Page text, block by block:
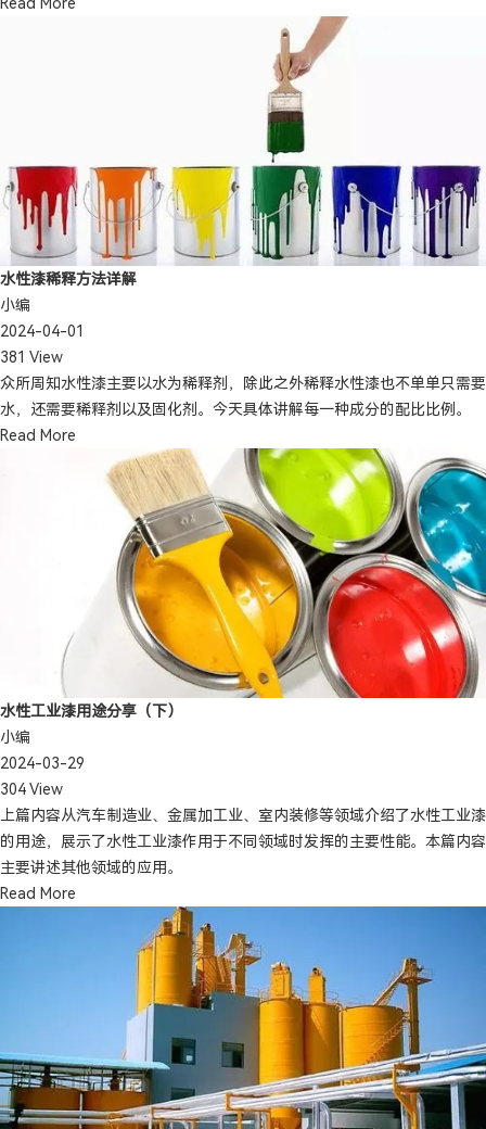
Read More
水性漆稀释方法详解
小编
2024-04-01
381 View
众所周知水性漆主要以水为稀释剂，除此之外稀释水性漆也不单单只需要
水，还需要稀释剂以及固化剂。今天具体讲解每一种成分的配比比例。
Read More
水性工业漆用途分享（下）
小编
2024-03-29
304 View
上篇内容从汽车制造业、金属加工业、室内装修等领域介绍了水性工业漆
的用途，展示了水性工业漆作用于不同领域时发挥的主要性能。本篇内容
主要讲述其他领域的应用。
Read More